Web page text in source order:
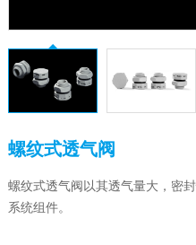
螺纹式透气阀
螺纹式透气阀以其透气量大，密
系统组件。